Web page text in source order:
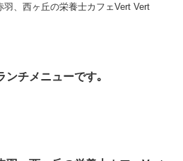
羽、西ヶ丘の栄養士カフェVert Vert
ンチメニューです｡